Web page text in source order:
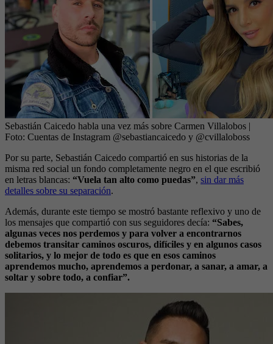
Sebastián Caicedo habla una vez más sobre Carmen Villalobos |
Foto: Cuentas de Instagram @sebastiancaicedo y @cvillaloboss
Por su parte, Sebastián Caicedo compartió en sus historias de la
misma red social un fondo completamente negro en el que escribió
en letras blancas: “Vuela tan alto como puedas”, sin dar más
detalles sobre su separación.
Además, durante este tiempo se mostró bastante reflexivo y uno de
los mensajes que compartió con sus seguidores decía: “Sabes,
algunas veces nos perdemos y para volver a encontrarnos
debemos transitar caminos oscuros, difíciles y en algunos casos
solitarios, y lo mejor de todo es que en esos caminos
aprendemos mucho, aprendemos a perdonar, a sanar, a amar, a
soltar y sobre todo, a confiar”.